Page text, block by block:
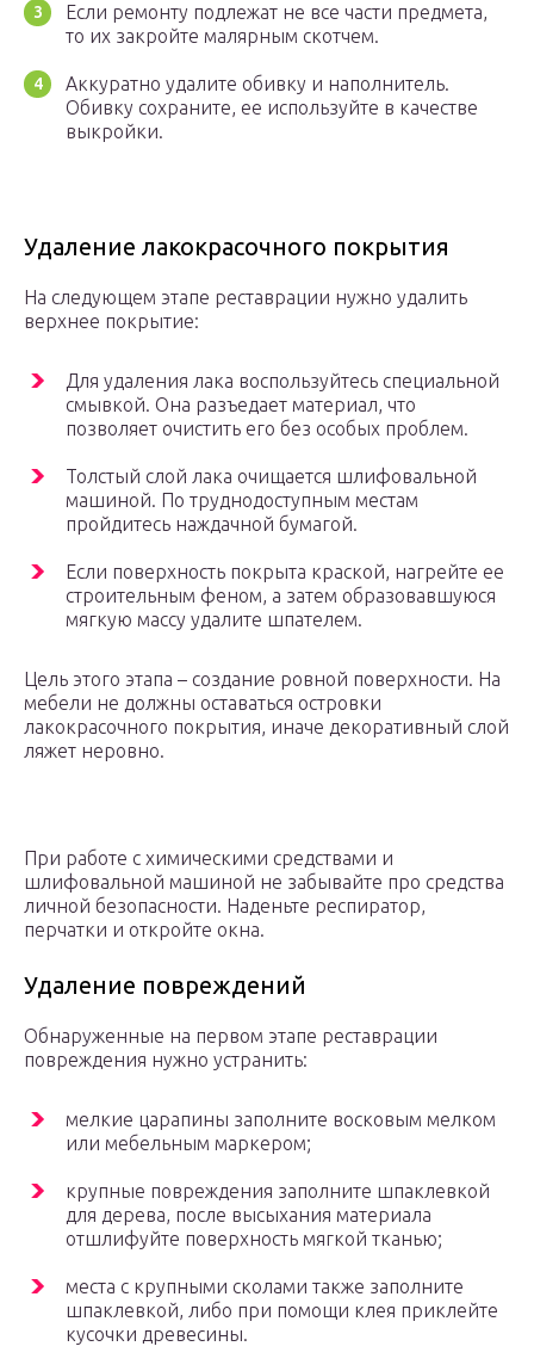
Если ремонту подлежат не все части предмета,
то их закройте малярным скотчем.
Аккуратно удалите обивку и наполнитель.
Обивку сохраните, ее используйте в качестве
выкройки.
Удаление лакокрасочного покрытия
На следующем этапе реставрации нужно удалить
верхнее покрытие:
Для удаления лака воспользуйтесь специальной
смывкой. Она разъедает материал, что
позволяет очистить его без особых проблем.
Толстый слой лака очищается шлифовальной
машиной. По труднодоступным местам
пройдитесь наждачной бумагой.
Если поверхность покрыта краской, нагрейте ее
строительным феном, а затем образовавшуюся
мягкую массу удалите шпателем.
Цель этого этапа – создание ровной поверхности. На
мебели не должны оставаться островки
лакокрасочного покрытия, иначе декоративный слой
ляжет неровно.
При работе с химическими средствами и
шлифовальной машиной не забывайте про средства
личной безопасности. Наденьте респиратор,
перчатки и откройте окна.
Удаление повреждений
Обнаруженные на первом этапе реставрации
повреждения нужно устранить:
мелкие царапины заполните восковым мелком
или мебельным маркером;
крупные повреждения заполните шпаклевкой
для дерева, после высыхания материала
отшлифуйте поверхность мягкой тканью;
места с крупными сколами также заполните
шпаклевкой, либо при помощи клея приклейте
кусочки древесины.